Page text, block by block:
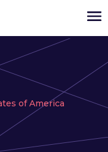
VPS
Servidores dedicados
of America